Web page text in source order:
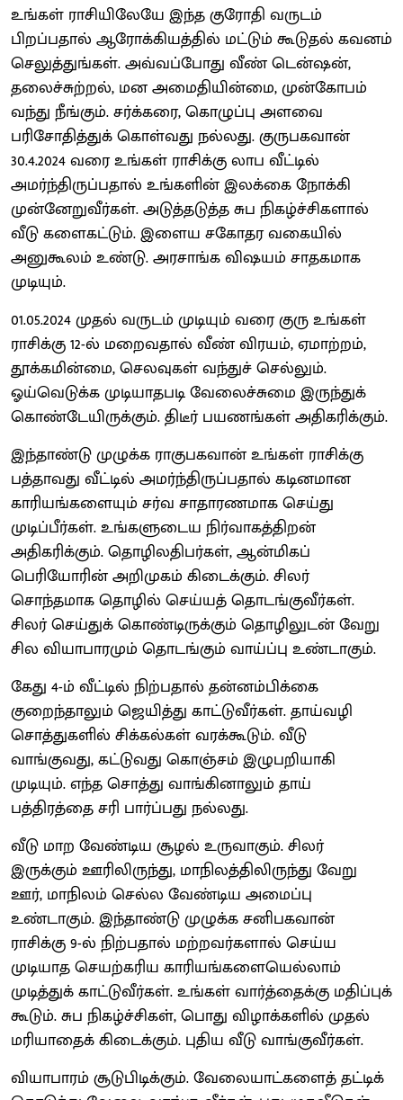
உங்கள் ராசியிலேயே இந்த குரோதி வருடம்
பிறப்பதால் ஆரோக்கியத்தில் மட்டும் கூடுதல் கவனம்
செலுத்துங்கள். அவ்வப்போது வீண் டென்ஷன்,
தலைச்சுற்றல், மன அமைதியின்மை, முன்கோபம்
வந்து நீங்கும். சர்க்கரை, கொழுப்பு அளவை
பரிசோதித்துக் கொள்வது நல்லது. குருபகவான்
30.4.2024 வரை உங்கள் ராசிக்கு லாப வீட்டில்
அமர்ந்திருப்பதால் உங்களின் இலக்கை நோக்கி
முன்னேறுவீர்கள். அடுத்தடுத்த சுப நிகழ்ச்சிகளால்
வீடு களைகட்டும். இளைய சகோதர வகையில்
அனுகூலம் உண்டு. அரசாங்க விஷயம் சாதகமாக
முடியும்.
01.05.2024 முதல் வருடம் முடியும் வரை குரு உங்கள்
ராசிக்கு 12-ல் மறைவதால் வீண் விரயம், ஏமாற்றம்,
தூக்கமின்மை, செலவுகள் வந்துச் செல்லும்.
ஓய்வெடுக்க முடியாதபடி வேலைச்சுமை இருந்துக்
கொண்டேயிருக்கும். திடீர் பயணங்கள் அதிகரிக்கும்.
இந்தாண்டு முழுக்க ராகுபகவான் உங்கள் ராசிக்கு
பத்தாவது வீட்டில் அமர்ந்திருப்பதால் கடினமான
காரியங்களையும் சர்வ சாதாரணமாக செய்து
முடிப்பீர்கள். உங்களுடைய நிர்வாகத்திறன்
அதிகரிக்கும். தொழிலதிபர்கள், ஆன்மிகப்
பெரியோரின் அறிமுகம் கிடைக்கும். சிலர்
சொந்தமாக தொழில் செய்யத் தொடங்குவீர்கள்.
சிலர் செய்துக் கொண்டிருக்கும் தொழிலுடன் வேறு
சில வியாபாரமும் தொடங்கும் வாய்ப்பு உண்டாகும்.
கேது 4-ம் வீட்டில் நிற்பதால் தன்னம்பிக்கை
குறைந்தாலும் ஜெயித்து காட்டுவீர்கள். தாய்வழி
சொத்துகளில் சிக்கல்கள் வரக்கூடும். வீடு
வாங்குவது, கட்டுவது கொஞ்சம் இழுபறியாகி
முடியும். எந்த சொத்து வாங்கினாலும் தாய்
பத்திரத்தை சரி பார்ப்பது நல்லது.
வீடு மாற வேண்டிய சூழல் உருவாகும். சிலர்
இருக்கும் ஊரிலிருந்து, மாநிலத்திலிருந்து வேறு
ஊர், மாநிலம் செல்ல வேண்டிய அமைப்பு
உண்டாகும். இந்தாண்டு முழுக்க சனிபகவான்
ராசிக்கு 9-ல் நிற்பதால் மற்றவர்களால் செய்ய
முடியாத செயற்கரிய காரியங்களையெல்லாம்
முடித்துக் காட்டுவீர்கள். உங்கள் வார்த்தைக்கு மதிப்புக்
கூடும். சுப நிகழ்ச்சிகள், பொது விழாக்களில் முதல்
மரியாதைக் கிடைக்கும். புதிய வீடு வாங்குவீர்கள்.
வியாபாரம் சூடுபிடிக்கும். வேலையாட்களைத் தட்டிக்